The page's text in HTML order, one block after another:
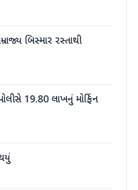
બિસ્માર રસ્તાથી
19.80 લાખનું મોર્ફિન